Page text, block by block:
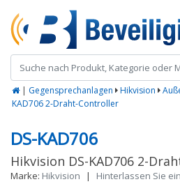
| Gegensprechanlagen Hikvision
KAD706 2-Draht-Controller
DS-KAD706
Hikvision DS-KAD706 2-
Marke: Hikvision | Hinterlassen Sie